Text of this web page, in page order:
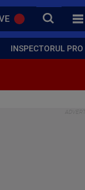
CAUTA
INSPECTORUL PRO